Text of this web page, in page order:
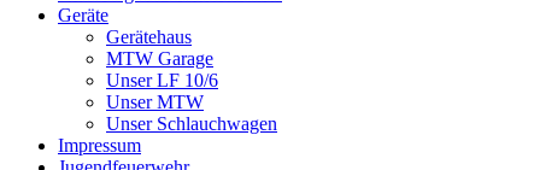
Geräte
Gerätehaus
MTW Garage
Unser LF 10/6
Unser MTW
Unser Schlauchwagen
Impressum